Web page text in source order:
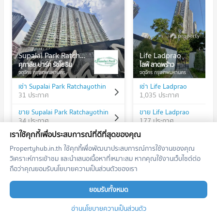
Supalai Park Ratchayothin
ศุภาลัย ปาร์ค รัชโยธิน
จตุจักร กรุงเทพมหานคร
เช่า Supalai Park Ratchayothin
31 ประกาศ
ขาย Supalai Park Ratchayothin
34 ประกาศ
Life Ladprao
ไลฟ์ ลาดพร้าว
จตุจักร กรุงเทพมหานคร
เช่า Life Ladprao
1,035 ประกาศ
ขาย Life Ladprao
177 ประกาศ
ทำเลใกล้เคียง
คอนโด BTS รัชโยธิน
เราใช้คุกกี้เพื่อประสบการณ์ที่ดีที่สุดของคุณ
Propertyhub.in.th ใช้คุกกี้เพื่อพัฒนาประสบการณ์การใช้งานของคุณ
วิเคราะห์การเข้าชม และนำเสนอเนื้อหาที่เหมาะสม หากคุณใช้งานเว็บไซต์ต่อ
ถือว่าคุณยอมรับนโยบายความเป็นส่วนตัวของเรา
ยอมรับทั้งหมด
อ่านนโยบายความเป็นส่วนตัว